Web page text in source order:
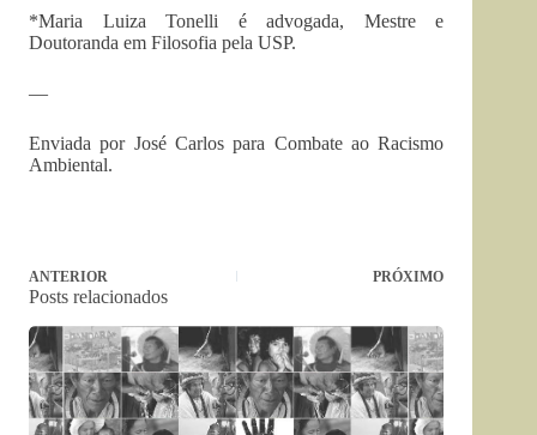
*Maria Luiza Tonelli é advogada, Mestre e
Doutoranda em Filosofia pela USP.
—
Enviada por José Carlos para Combate ao Racismo
Ambiental.
ANTERIOR PRÓXIMO
Posts relacionados